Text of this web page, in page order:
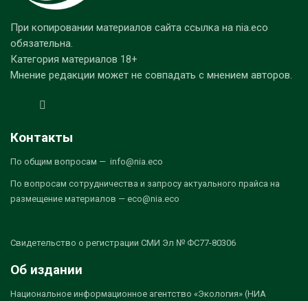
При копировании материалов сайта ссылка на nia.eco
обязательна.
Категория материалов 18+
Мнение редакции может не совпадать с мнением авторов.
Контакты
По общим вопросам — info@nia.eco
По вопросам сотрудничества и запросу актуального прайса на
размещение материалов — eco@nia.eco
Свидетельство о регистрации СМИ Эл № ФС77-80306
Об издании
Национальное информационное агентство «Экология» (НИА